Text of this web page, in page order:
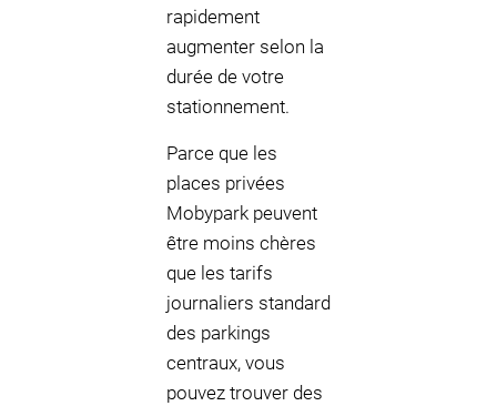
rapidement
augmenter selon la
durée de votre
stationnement.
Parce que les
places privées
Mobypark peuvent
être moins chères
que les tarifs
journaliers standard
des parkings
centraux, vous
pouvez trouver des